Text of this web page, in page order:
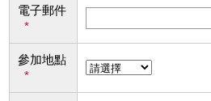
電子郵件
*
參加地點
*